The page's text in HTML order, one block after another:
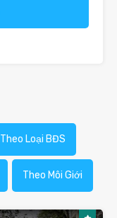
Theo Loại BĐS
Theo Môi Giới